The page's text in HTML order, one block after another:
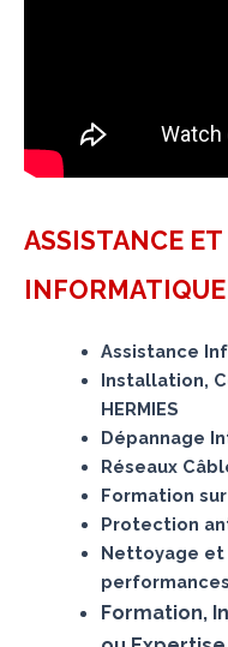
ASSISTANCE
Assistance
Installation,
HERMIES
Dépannage
Réseaux
Formation sur
Protection
Nettoyage
performances
Formation,